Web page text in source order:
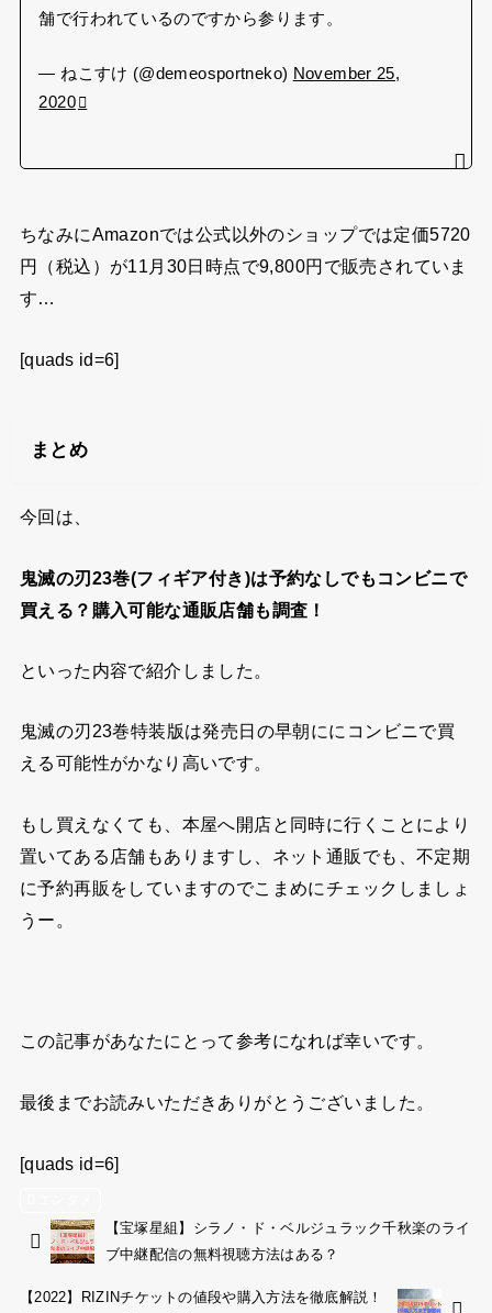
舗で行われているのですから参ります。
— ねこすけ (@demeosportneko) November 25,
2020
ちなみにAmazonでは公式以外のショップでは定価5720
円（税込）が11月30日時点で9,800円で販売されていま
す…
[quads id=6]
まとめ
今回は、
鬼滅の刃23巻(フィギア付き)は予約なしでもコンビニで
買える？購入可能な通販店舗も調査！
といった内容で紹介しました。
鬼滅の刃23巻特装版は発売日の早朝ににコンビニで買
える可能性がかなり高いです。
もし買えなくても、本屋へ開店と同時に行くことにより
置いてある店舗もありますし、ネット通販でも、不定期
に予約再販をしていますのでこまめにチェックしましょ
うー。
この記事があなたにとって参考になれば幸いです。
最後までお読みいただきありがとうございました。
[quads id=6]
【宝塚星組】シラノ・ド・ベルジュラック千秋楽のライ
ブ中継配信の無料視聴方法はある？
【2022】RIZINチケットの値段や購入方法を徹底解説！